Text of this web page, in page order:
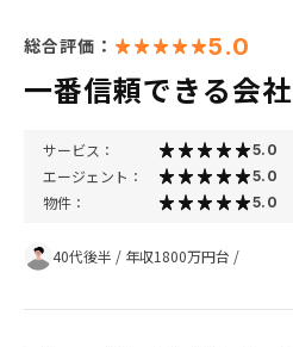
総合評価： 5.0
一番信頼できる会社
サービス： 5.0
エージェント： 5.0
物件： 5.0
40代後半 / 年収1800万円台 /